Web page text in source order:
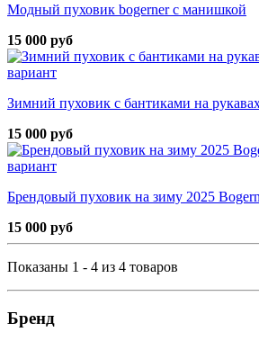
Модный пуховик bogerner с манишкой
15 000 руб
вариант
Зимний пуховик с бантиками на
15 000 руб
вариант
Брендовый пуховик на зиму 2025
15 000 руб
Показаны 1 - 4 из 4 товаров
Бренд